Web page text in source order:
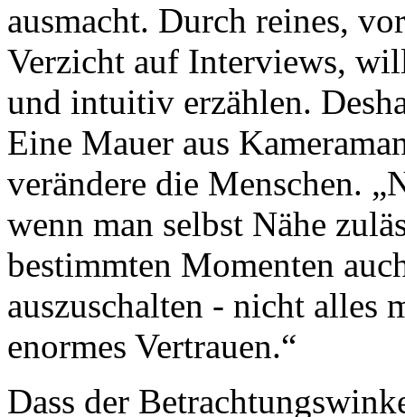
ausmacht. Durch reines,
Verzicht auf Interviews,
und intuitiv erzählen.
Eine Mauer aus
verändere die Menschen.
wenn man selbst Nähe
bestimmten Momenten
auszuschalten - nicht alles
enormes Vertrauen.“
Dass der